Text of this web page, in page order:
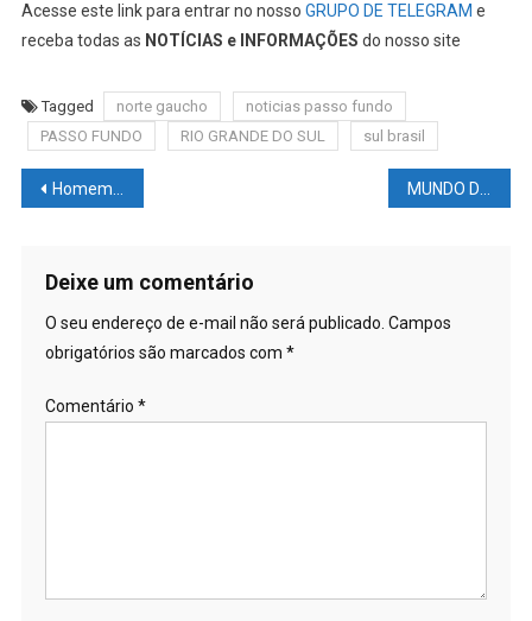
Acesse este link para entrar no nosso GRUPO DE TELEGRAM e
receba todas as NOTÍCIAS e INFORMAÇÕES do nosso site
Tagged norte gaucho
noticias passo fundo
PASSO FUNDO
RIO GRANDE DO SUL sul brasil
Navegação
Post
Homem sai para #BEBER e perde pen drive com dados de toda a população de cidade no #JAPÃO MUNDO DAS LUTAS – UFC: Boletim #15: Israel #ADESANYA plano #CANNONIER; #ISRAEL Adesanya quer Jon #JONES; Khamzat #CHIMAEV fotografado; Jon #JONES pronto
Deixe um comentário
O seu endereço de e-mail não será publicado. Campos
obrigatórios são marcados com *
Comentário *